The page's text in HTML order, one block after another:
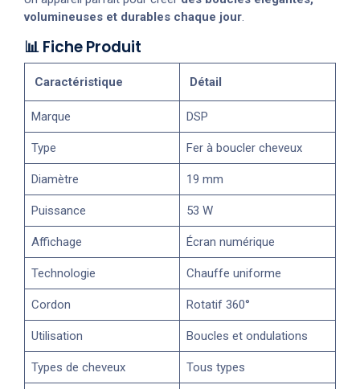
volumineuses et durables chaque jour.
📊 Fiche Produit
Caractéristique Détail
Marque DSP
Type Fer à boucler cheveux
Diamètre 19 mm
Puissance 53 W
Affichage Écran numérique
Technologie Chauffe uniforme
Cordon Rotatif 360°
Utilisation Boucles et ondulations
Types de cheveux Tous types